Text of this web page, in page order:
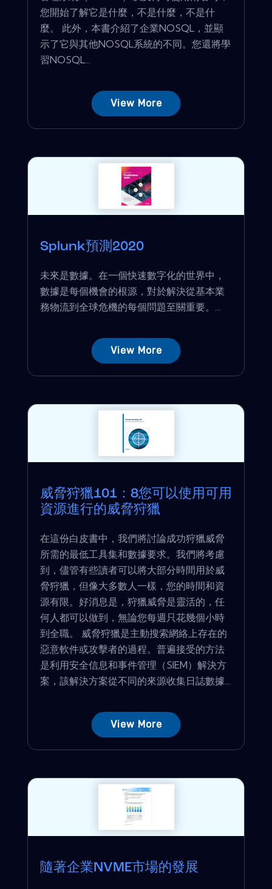
您開始了解它是什麼，不是什麼，不是什
麼。 此外，本書介紹了企業NOSQL，並顯
示了它與其他NOSQL系統的不同。您還將學
習NOSQL...
View More
Splunk預測2020
未來是數據。在一個快速數字化的世界中，
數據是每個機會的根源，對於解決從基本業
務物流到全球危機的每個問題至關重要。...
View More
威脅狩獵101：8您可以使用可用
資源進行的威脅狩獵
在這份白皮書中，我們將討論成功狩獵威脅
所需的最低工具集和數據要求。我們將考慮
到，儘管有些讀者可以將大部分時間用於威
脅狩獵，但像大多數人一樣，您的時間和資
源有限。好消息是，狩獵威脅是靈活的，任
何人都可以做到，無論您每週只花幾個小時
到全職。 威脅狩獵是主動搜索網絡上存在的
惡意軟件或攻擊者的過程。普遍接受的方法
是利用安全信息和事件管理（SIEM）解決方
案，該解決方案從不同的來源收集日誌數據...
View More
隨著企業NVME市場的發展